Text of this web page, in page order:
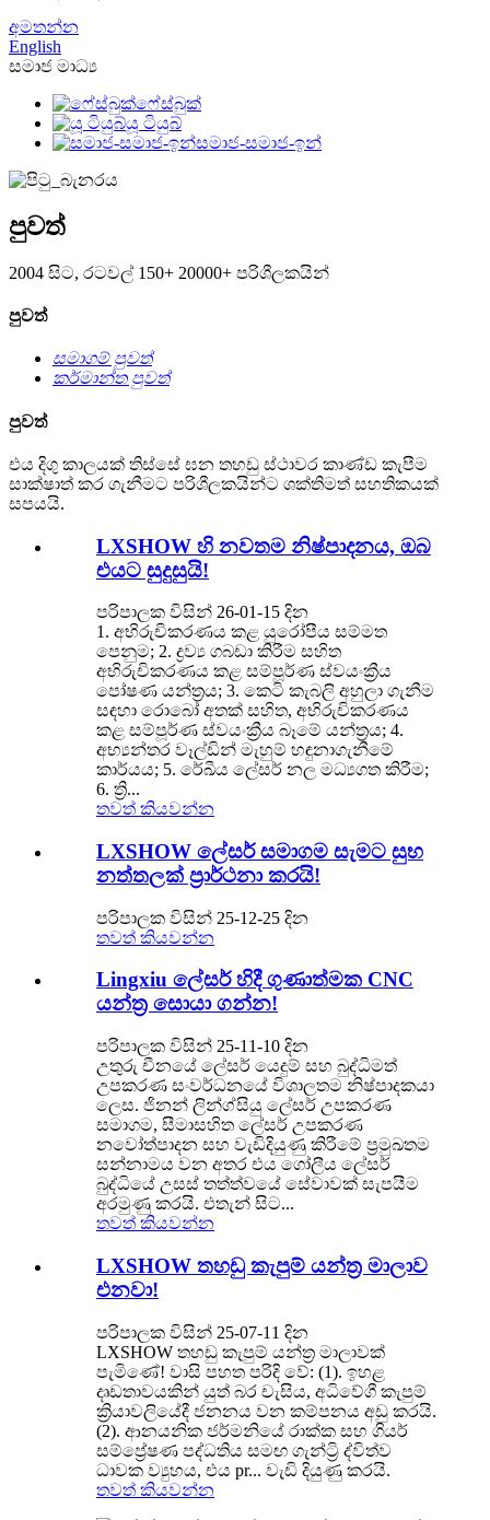
අමතන්න
English
සමාජ මාධ්‍ය
ෆේස්බුක්
යූ ටියුබ්
සමාජ-සමාජ-ඉන්
පුවත්
2004 සිට, රටවල් 150+ 20000+ පරිශීලකයින්
පුවත්
සමාගම් පුවත්
කර්මාන්ත පුවත්
පුවත්
එය දිගු කාලයක් තිස්සේ ඝන තහඩු ස්ථාවර කාණ්ඩ කැපීම
සාක්ෂාත් කර ගැනීමට පරිශීලකයින්ට ශක්තිමත් සහතිකයක්
සපයයි.
LXSHOW හි නවතම නිෂ්පාදනය, ඔබ
එයට සුදුසුයි!
පරිපාලක විසින් 26-01-15 දින
1. අභිරුචිකරණය කළ යුරෝපීය සම්මත
පෙනුම; 2. ද්‍රව්‍ය ගබඩා කිරීම සහිත
අභිරුචිකරණය කළ සම්පූර්ණ ස්වයංක්‍රීය
පෝෂණ යන්ත්‍රය; 3. කෙටි කැබලි අහුලා ගැනීම
සඳහා රොබෝ අතක් සහිත, අභිරුචිකරණය
කළ සම්පූර්ණ ස්වයංක්‍රීය බෑමේ යන්ත්‍රය; 4.
අභ්‍යන්තර වෑල්ඩින් මැහුම් හඳුනාගැනීමේ
කාර්යය; 5. රේඛීය ලේසර් නල මධ්‍යගත කිරීම;
6. ත්‍රි...
තවත් කියවන්න
LXSHOW ලේසර් සමාගම සැමට සුභ
නත්තලක් ප්‍රාර්ථනා කරයි!
පරිපාලක විසින් 25-12-25 දින
තවත් කියවන්න
Lingxiu ලේසර් හිදී ගුණාත්මක CNC
යන්ත්‍ර සොයා ගන්න!
පරිපාලක විසින් 25-11-10 දින
උතුරු චීනයේ ලේසර් යෙදුම් සහ බුද්ධිමත්
උපකරණ සංවර්ධනයේ විශාලතම නිෂ්පාදකයා
ලෙස. ජිනන් ලින්ග්සියු ලේසර් උපකරණ
සමාගම, සීමාසහිත ලේසර් උපකරණ
නවෝත්පාදන සහ වැඩිදියුණු කිරීමේ ප්‍රමුඛතම
සන්නාමය වන අතර එය ගෝලීය ලේසර්
බුද්ධියේ උසස් තත්ත්වයේ සේවාවක් සැපයීම
අරමුණු කරයි. එතැන් සිට...
තවත් කියවන්න
LXSHOW තහඩු කැපුම් යන්ත්‍ර මාලාව
එනවා!
පරිපාලක විසින් 25-07-11 දින
LXSHOW තහඩු කැපුම් යන්ත්‍ර මාලාවක්
පැමිණේ! වාසි පහත පරිදි වේ: (1). ඉහළ
දෘඩතාවයකින් යුත් බර චැසිය, අධිවේගී කැපුම්
ක්‍රියාවලියේදී ජනනය වන කම්පනය අඩු කරයි.
(2). ආනයනික ජර්මනියේ රාක්ක සහ ගියර්
සම්ප්‍රේෂණ පද්ධතිය සමඟ ගැන්ට්‍රි ද්විත්ව
ධාවක ව්‍යුහය, එය pr... වැඩි දියුණු කරයි.
තවත් කියවන්න